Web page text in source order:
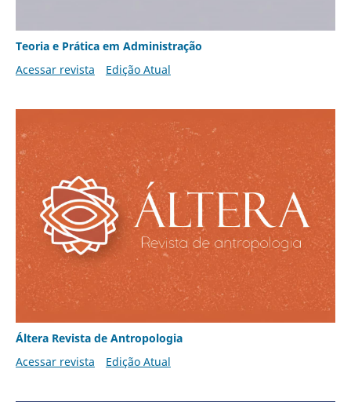
Teoria e Prática em Administração
Acessar revista
Edição Atual
Áltera Revista de Antropologia
Acessar revista
Edição Atual